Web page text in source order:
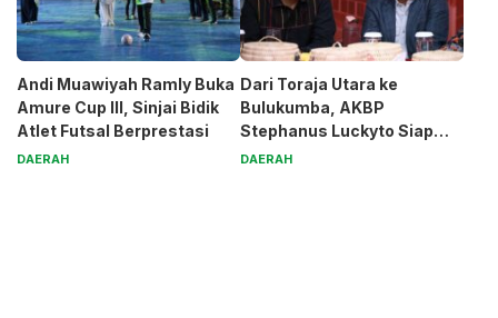
Andi Muawiyah Ramly Buka
Amure Cup III, Sinjai Bidik
Atlet Futsal Berprestasi
DAERAH
Dari Toraja Utara ke
Bulukumba, AKBP
Stephanus Luckyto Siap
Jaga Kamtibmas
DAERAH